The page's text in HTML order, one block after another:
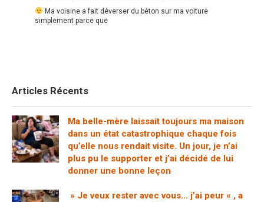
Ma voisine a fait déverser du béton sur ma voiture
simplement parce que
Articles Récents
Ma belle-mère laissait toujours ma maison
dans un état catastrophique chaque fois
qu’elle nous rendait visite. Un jour, je n’ai
plus pu le supporter et j’ai décidé de lui
donner une bonne leçon
» Je veux rester avec vous… j’ai peur « , a